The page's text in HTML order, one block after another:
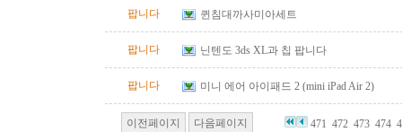
팝니다 퀸침대까사미아세트
팝니다 닌텐도 3ds XL과 칩 팝니다
팝니다 미니 에어 아이패드 2 (mini iPad Air 2)
이전페이지 다음페이지 471 472 473 474